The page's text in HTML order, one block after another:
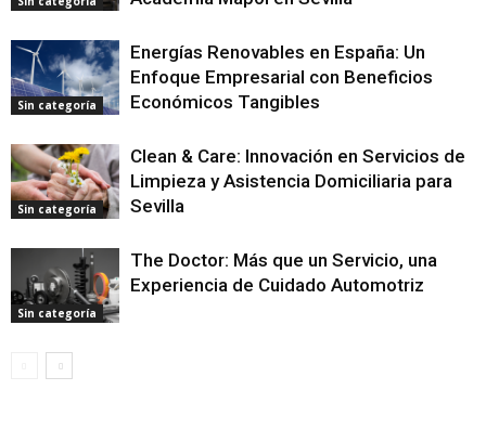
Sin categoría
Energías Renovables en España: Un
Enfoque Empresarial con Beneficios
Económicos Tangibles
Sin categoría
Clean & Care: Innovación en Servicios de
Limpieza y Asistencia Domiciliaria para
Sevilla
Sin categoría
The Doctor: Más que un Servicio, una
Experiencia de Cuidado Automotriz